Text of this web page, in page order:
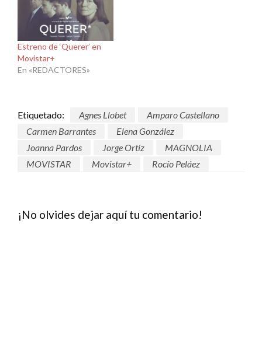
Estreno de ‘Querer’ en
Movistar+
En «REDACTORES»
Etiquetado: Agnes Llobet
Amparo Castellano
Carmen Barrantes
Elena González
Joanna Pardos
Jorge Ortíz
MAGNOLIA
MOVISTAR
Movistar+ Rocío Peláez
¡No olvides dejar aquí tu comentario!